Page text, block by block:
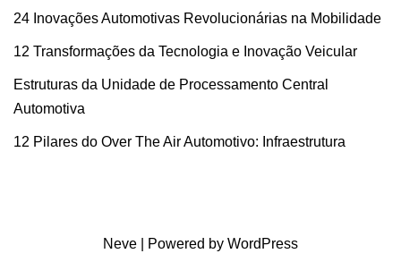
24 Inovações Automotivas Revolucionárias na Mobilidade
12 Transformações da Tecnologia e Inovação Veicular
Estruturas da Unidade de Processamento Central
Automotiva
12 Pilares do Over The Air Automotivo: Infraestrutura
Neve | Powered by WordPress